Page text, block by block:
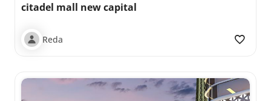
citadel mall new capital
Reda